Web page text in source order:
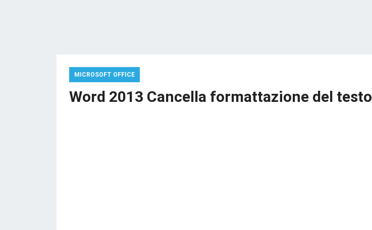
MICROSOFT OFFICE
Word 2013 Cancella formattazione del testo